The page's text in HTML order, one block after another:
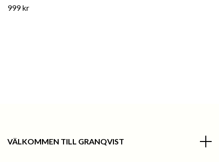
999 kr
VÄLKOMMEN TILL GRANQVIST